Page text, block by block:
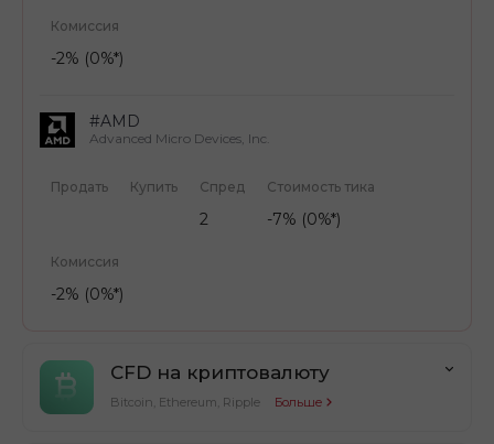
Комиссия
-2% (0%*)
#AMD
Advanced Micro Devices, Inc.
Продать Купить Спред
2
Стоимость тика
-7% (0%*)
Комиссия
-2% (0%*)
CFD на криптовалюту
Bitcoin, Ethereum, Ripple Больше